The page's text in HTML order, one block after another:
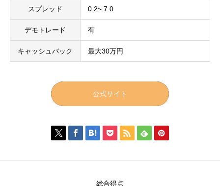
スプレッド 0.2~ 7.0
デモトレード 有
キャッシュバック 最大30万円
公式サイト
      
総合得点